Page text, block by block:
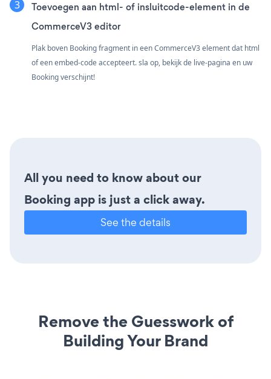
Toevoegen aan html- of insluitcode-element in de
CommerceV3 editor
Plak boven Booking fragment in een CommerceV3 element dat html
of een embed-code accepteert. sla op, bekijk de live-pagina en uw
Booking verschijnt!
All you need to know about our
Booking app is just a click away.
See the details
Remove the Guesswork of
Building Your Brand